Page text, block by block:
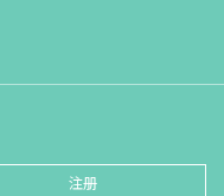
注册